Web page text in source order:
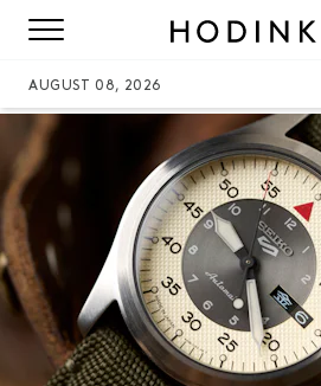
AUGUST 08, 2026